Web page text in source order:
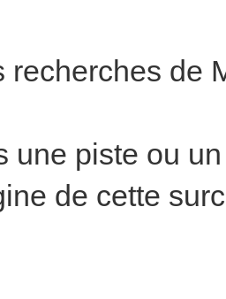
recherches de
une piste ou
de cette